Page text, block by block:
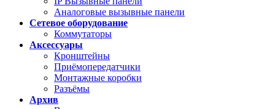
Аналоговые вызывные панели
Сетевое оборудование
Коммутаторы
Аксессуары
Кронштейны
Приёмопередатчики
Монтажные коробки
Разъёмы
Архив